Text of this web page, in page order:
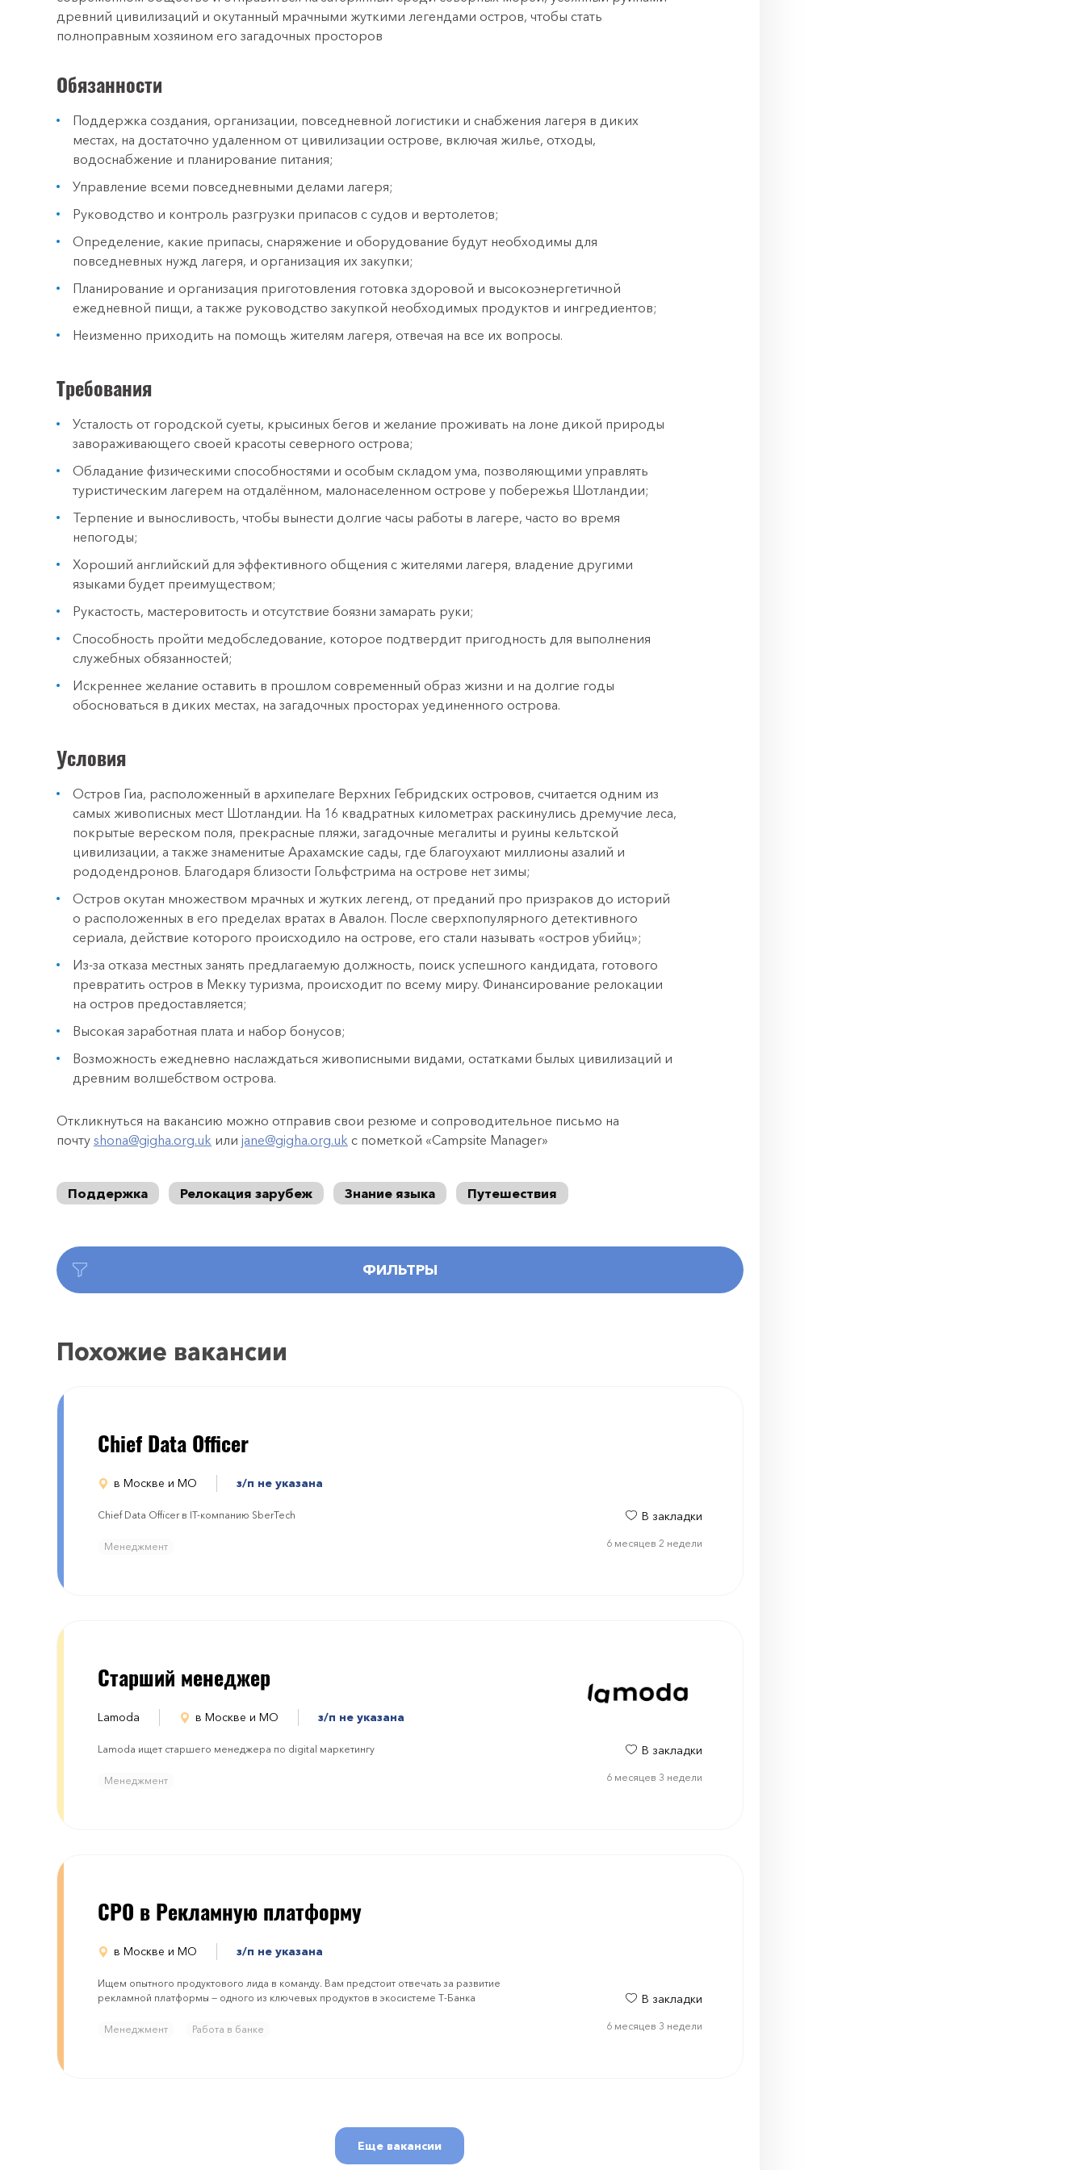
древний цивилизаций и окутанный мрачными жуткими легендами остров, чтобы стать
полноправным хозяином его загадочных просторов
Обязанности
Поддержка создания, организации, повседневной логистики и снабжения лагеря в диких
местах, на достаточно удаленном от цивилизации острове, включая жилье, отходы,
водоснабжение и планирование питания;
Управление всеми повседневными делами лагеря;
Руководство и контроль разгрузки припасов с судов и вертолетов;
Определение, какие припасы, снаряжение и оборудование будут необходимы для
повседневных нужд лагеря, и организация их закупки;
Планирование и организация приготовления готовка здоровой и высокоэнергетичной
ежедневной пищи, а также руководство закупкой необходимых продуктов и ингредиентов;
Неизменно приходить на помощь жителям лагеря, отвечая на все их вопросы.
Требования
Усталость от городской суеты, крысиных бегов и желание проживать на лоне дикой природы
завораживающего своей красоты северного острова;
Обладание физическими способностями и особым складом ума, позволяющими управлять
туристическим лагерем на отдалённом, малонаселенном острове у побережья Шотландии;
Терпение и выносливость, чтобы вынести долгие часы работы в лагере, часто во время
непогоды;
Хороший английский для эффективного общения с жителями лагеря, владение другими
языками будет преимуществом;
Рукастость, мастеровитость и отсутствие боязни замарать руки;
Способность пройти медобследование, которое подтвердит пригодность для выполнения
служебных обязанностей;
Искреннее желание оставить в прошлом современный образ жизни и на долгие годы
обосноваться в диких местах, на загадочных просторах уединенного острова.
Условия
Остров Гиа, расположенный в архипелаге Верхних Гебридских островов, считается одним из
самых живописных мест Шотландии. На 16 квадратных километрах раскинулись дремучие леса,
покрытые вереском поля, прекрасные пляжи, загадочные мегалиты и руины кельтской
цивилизации, а также знаменитые Арахамские сады, где благоухают миллионы азалий и
рододендронов. Благодаря близости Гольфстрима на острове нет зимы;
Остров окутан множеством мрачных и жутких легенд, от преданий про призраков до историй
о расположенных в его пределах вратах в Авалон. После сверхпопулярного детективного
сериала, действие которого происходило на острове, его стали называть «остров убийц»;
Из-за отказа местных занять предлагаемую должность, поиск успешного кандидата, готового
превратить остров в Мекку туризма, происходит по всему миру. Финансирование релокации
на остров предоставляется;
Высокая заработная плата и набор бонусов;
Возможность ежедневно наслаждаться живописными видами, остатками былых цивилизаций и
древним волшебством острова.
Откликнуться на вакансию можно отправив свои резюме и сопроводительное письмо на
почту shona@gigha.org.uk или jane@gigha.org.uk с пометкой «Campsite Manager»
Поддержка Релокация зарубеж Знание языка Путешествия
ФИЛЬТРЫ
Похожие вакансии
Chief Data Officer
в Москве и МО з/п не указана
Chief Data Officer в IT-компанию SberTech
Менеджмент
В закладки
6 месяцев 2 недели
Старший менеджер
Lamoda в Москве и МО з/п не указана
Lamoda ищет старшего менеджера по digital маркетингу
Менеджмент
В закладки
6 месяцев 3 недели
CPO в Рекламную платформу
в Москве и МО з/п не указана
Ищем опытного продуктового лида в команду. Вам предстоит отвечать за развитие
рекламной платформы — одного из ключевых продуктов в экосистеме Т‑Банка
Менеджмент Работа в банке
В закладки
6 месяцев 3 недели
Еще вакансии